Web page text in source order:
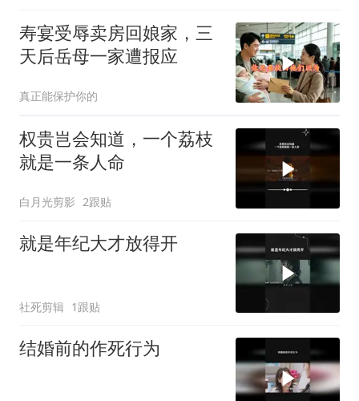
寿宴受辱卖房回娘家，三
天后岳母一家遭报应
真正能保护你的
权贵岂会知道，一个荔枝
就是一条人命
白月光剪影 2跟贴
就是年纪大才放得开
社死剪辑 1跟贴
结婚前的作死行为